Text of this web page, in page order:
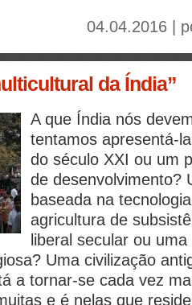
04.04.2016 |
da Índia”
A que Índia nós
tentamos apresentá-
do século XXI ou um
de desenvolvimento?
baseada na
agricultura de
liberal secular ou
Uma civilização
a tornar-se cada vez
e é nelas que